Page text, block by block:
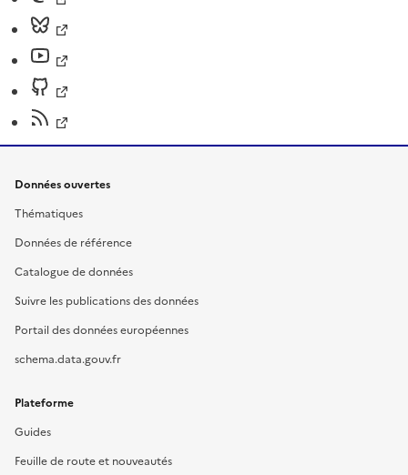
Données ouvertes
Thématiques
Données de référence
Catalogue de données
Suivre les publications des données
Portail des données européennes
schema.data.gouv.fr
Plateforme
Guides
Feuille de route et nouveautés